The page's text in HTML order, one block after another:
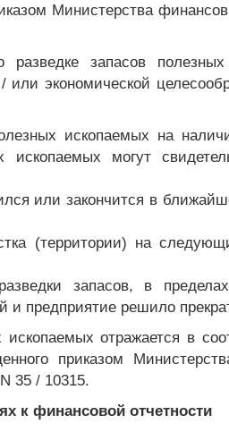
Министерства
запасов
экономической
ископаемых на
могут
или закончится в
(территории) на
запасов, в пределах
и предприятие решило
отражается в
приказом
35 / 10315.
к финансовой отчетности